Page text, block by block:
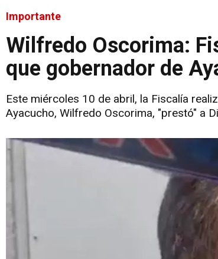
Importante
Wilfredo Oscorima:
que gobernador de
Este miércoles 10 de abril, la Fiscalía
Ayacucho, Wilfredo Oscorima, "prestó" a